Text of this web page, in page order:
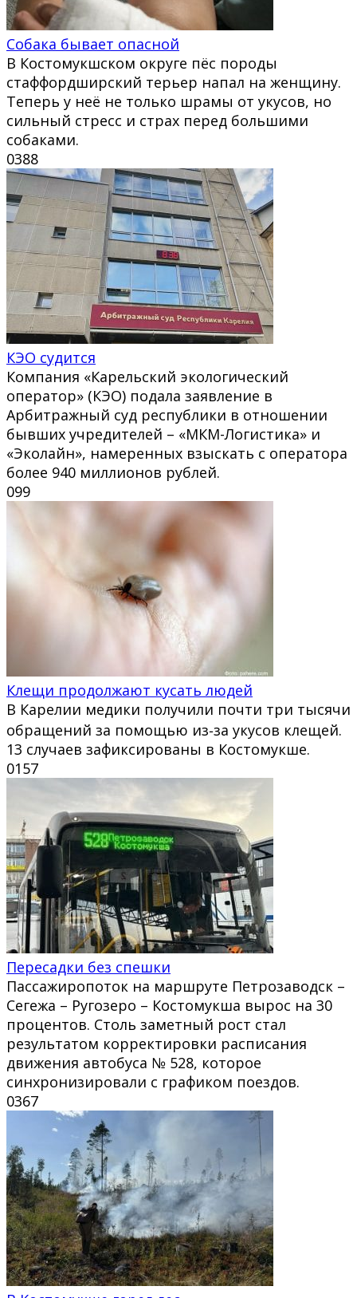
Собака бывает опасной
В Костомукшском округе пёс породы
стаффордширский терьер напал на женщину.
Теперь у неё не только шрамы от укусов, но
сильный стресс и страх перед большими
собаками.
0388
КЭО судится
Компания «Карельский экологический
оператор» (КЭО) подала заявление в
Арбитражный суд республики в отношении
бывших учредителей – «МКМ-Логистика» и
«Эколайн», намеренных взыскать с оператора
более 940 миллионов рублей.
099
Клещи продолжают кусать людей
В Карелии медики получили почти три тысячи
обращений за помощью из‑за укусов клещей.
13 случаев зафиксированы в Костомукше.
0157
Пересадки без спешки
Пассажиропоток на маршруте Петрозаводск –
Сегежа – Ругозеро – Костомукша вырос на 30
процентов. Столь заметный рост стал
результатом корректировки расписания
движения автобуса № 528, которое
синхронизировали с графиком поездов.
0367